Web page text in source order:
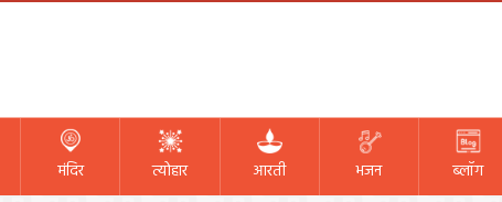
मंदिर त्योहार आरती भजन ब्लॉग